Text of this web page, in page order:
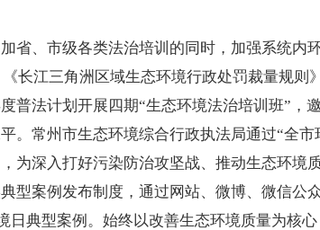
省、市级各类法治培训的同时，加强系统内
长江三角洲区域生态环境行政处罚裁量规则
普法计划开展四期“生态环境法治培训班”，
。常州市生态环境综合行政执法局通过“全
为深入打好污染防治攻坚战、推动生态环境
型案例发布制度，通过网站、微博、微信公
典型案例。始终以改善生态环境质量为核